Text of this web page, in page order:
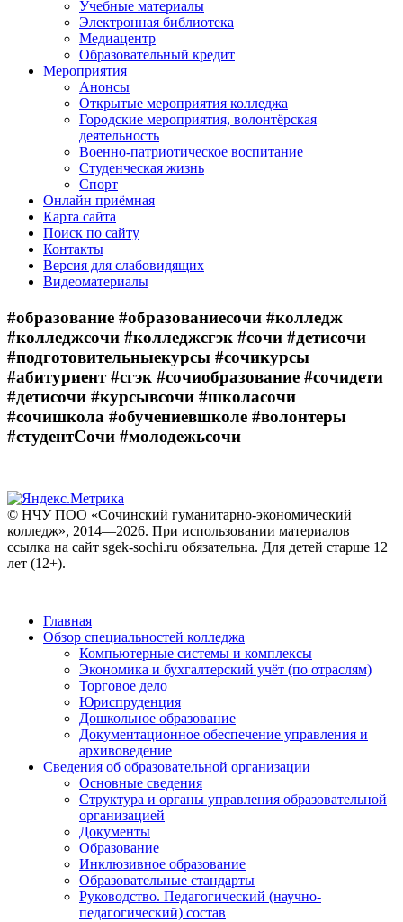
Учебные материалы
Электронная библиотека
Медиацентр
Образовательный кредит
Мероприятия
Анонсы
Открытые мероприятия колледжа
Городские мероприятия, волонтёрская
деятельность
Военно-патриотическое воспитание
Студенческая жизнь
Спорт
Онлайн приёмная
Карта сайта
Поиск по сайту
Контакты
Версия для слабовидящих
Видеоматериалы
#образование #образованиесочи #колледж
#колледжсочи #колледжсгэк #сочи #детисочи
#подготовительныекурсы #сочикурсы
#абитуриент #сгэк #сочиобразование #сочидети
#детисочи #курсывсочи #школасочи
#сочишкола #обучениевшколе #волонтеры
#студентСочи #молодежьсочи
© НЧУ ПОО «Сочинский гуманитарно-экономический
колледж», 2014—2026. При использовании материалов
ссылка на сайт sgek-sochi.ru обязательна. Для детей старше 12
лет (12+).
Главная
Обзор специальностей колледжа
Компьютерные системы и комплексы
Экономика и бухгалтерский учёт (по отраслям)
Торговое дело
Юриспруденция
Дошкольное образование
Документационное обеспечение управления и
архивоведение
Сведения об образовательной организации
Основные сведения
Структура и органы управления образовательной
организацией
Документы
Образование
Инклюзивное образование
Образовательные стандарты
Руководство. Педагогический (научно-
педагогический) состав